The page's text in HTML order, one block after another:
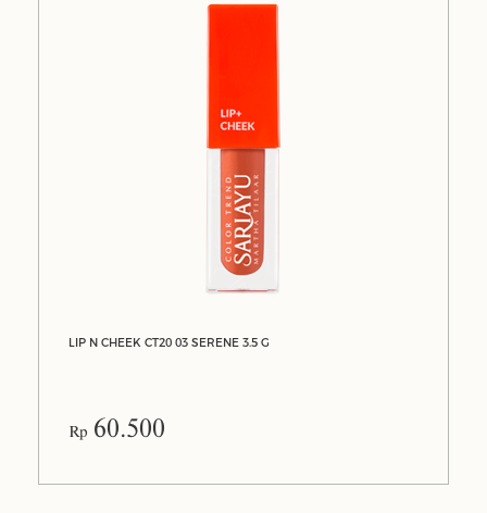
LIP N CHEEK CT20 03 SERENE 3.5 G
Rp 60.500